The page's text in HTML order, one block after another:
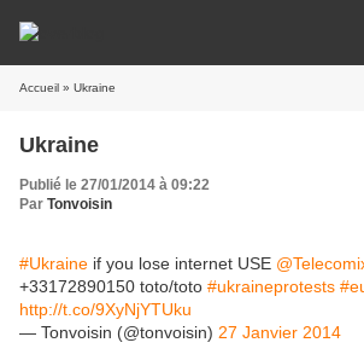
Accueil » Ukraine
Ukraine
Publié le 27/01/2014 à 09:22
Par Tonvoisin
#Ukraine if you lose internet USE
+33172890150 toto/toto #ukraineprotests
http://t.co/9XyNjYTUku
— Tonvoisin (@tonvoisin) 27 Janvier 2014